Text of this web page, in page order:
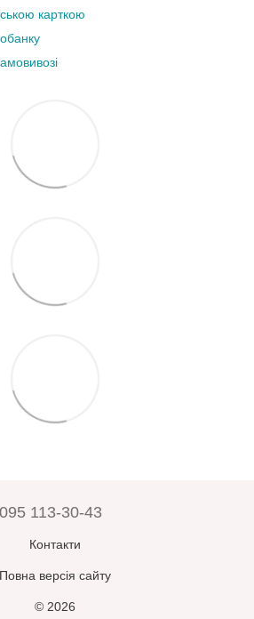
карткою
095 113-30-43
Контакти
Повна версія сайту
© 2026